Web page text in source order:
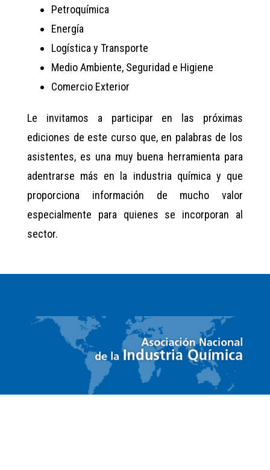
Petroquímica
Energía
Logística y Transporte
Medio Ambiente, Seguridad e Higiene
Comercio Exterior
Le invitamos a participar en las próximas
ediciones de este curso que, en palabras de los
asistentes, es una muy buena herramienta para
adentrarse más en la industria química y que
proporciona información de mucho valor
especialmente para quienes se incorporan al
sector.